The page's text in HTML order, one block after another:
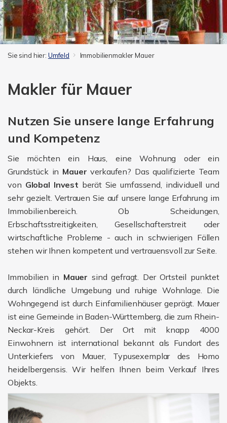
Sie sind hier: Umfeld Immobilienmakler Mauer
Makler für Mauer
Nutzen Sie unsere lange Erfahrung
und Kompetenz
Sie möchten ein Haus, eine Wohnung oder ein
Grundstück in Mauer verkaufen? Das qualifizierte Team
von Global Invest berät Sie umfassend, individuell und
sehr gezielt. Vertrauen Sie auf unsere lange Erfahrung im
Immobilienbereich. Ob Scheidungen,
Erbschaftsstreitigkeiten, Gesellschafterstreit oder
wirtschaftliche Probleme - auch in schwierigen Fällen
stehen wir Ihnen kompetent und vertrauensvoll zur Seite.
Immobilien in Mauer sind gefragt. Der Ortsteil punktet
durch ländliche Umgebung und ruhige Wohnlage. Die
Wohngegend ist durch Einfamilienhäuser geprägt. Mauer
ist eine Gemeinde in Baden-Württemberg, die zum Rhein-
Neckar-Kreis gehört. Der Ort mit knapp 4000
Einwohnern ist international bekannt als Fundort des
Unterkiefers von Mauer, Typusexemplar des Homo
heidelbergensis. Wir helfen Ihnen beim Verkauf Ihres
Objekts.